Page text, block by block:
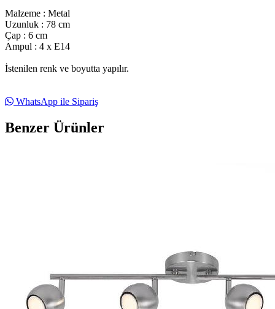
Malzeme : Metal
Uzunluk : 78 cm
Çap : 6 cm
Ampul : 4 x E14
İstenilen renk ve boyutta yapılır.
WhatsApp ile Sipariş
Benzer Ürünler